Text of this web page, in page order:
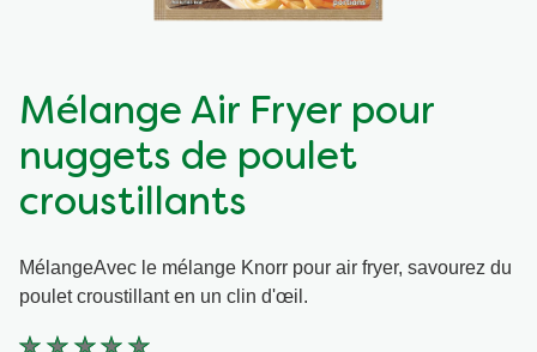
Ingrédients
Wraps aux légumes
Occasions
Wraps aux légumes
Prêt à l'emploi
Snackpots
Mélange Air Fryer pour
nuggets de poulet
croustillants
MélangeAvec le mélange Knorr pour air fryer, savourez du
poulet croustillant en un clin d'œil.
Aucune